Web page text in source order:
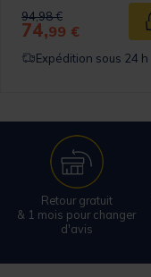
panier
Price reduced from
94,98 €to
74,99 €
Expédition sous 24 h
Retour gratuit
& 1 mois pour changer
d'avis